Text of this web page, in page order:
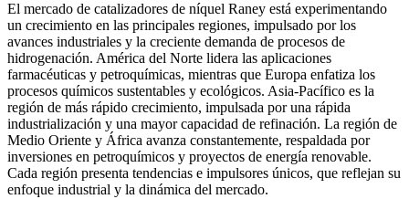
El mercado de catalizadores de níquel Raney está experimentando
un crecimiento en las principales regiones, impulsado por los
avances industriales y la creciente demanda de procesos de
hidrogenación. América del Norte lidera las aplicaciones
farmacéuticas y petroquímicas, mientras que Europa enfatiza los
procesos químicos sustentables y ecológicos. Asia-Pacífico es la
región de más rápido crecimiento, impulsada por una rápida
industrialización y una mayor capacidad de refinación. La región de
Medio Oriente y África avanza constantemente, respaldada por
inversiones en petroquímicos y proyectos de energía renovable.
Cada región presenta tendencias e impulsores únicos, que reflejan su
enfoque industrial y la dinámica del mercado.